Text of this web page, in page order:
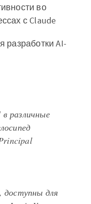
во
с Claude
AI-
различные
доступны для